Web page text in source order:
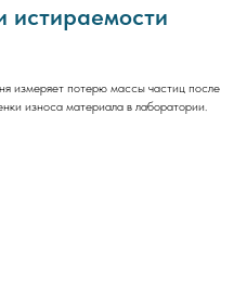
истираемости
измеряет потерю массы частиц после
износа материала в лаборатории.